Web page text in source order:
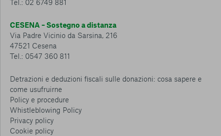
Tel.: 02 6749 881
CESENA – Sostegno a distanza
Via Padre Vicinio da Sarsina, 216
47521 Cesena
Tel.: 0547 360 811
Detrazioni e deduzioni fiscali sulle donazioni: cosa sapere e
come usufruirne
Policy e procedure
Whistleblowing Policy
Privacy policy
Cookie policy